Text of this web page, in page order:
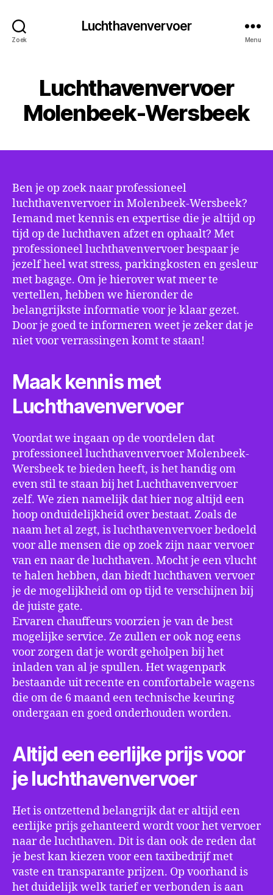
Zoek
Luchthavenvervoer
Menu
Luchthavenvervoer
Molenbeek-Wersbeek
Ben je op zoek naar professioneel
luchthavenvervoer in Molenbeek-Wersbeek?
Iemand met kennis en expertise die je altijd op
tijd op de luchthaven afzet en ophaalt? Met
professioneel luchthavenvervoer bespaar je
jezelf heel wat stress, parkingkosten en gesleur
met bagage. Om je hierover wat meer te
vertellen, hebben we hieronder de
belangrijkste informatie voor je klaar gezet.
Door je goed te informeren weet je zeker dat je
niet voor verrassingen komt te staan!
Maak kennis met
Luchthavenvervoer
Voordat we ingaan op de voordelen dat
professioneel luchthavenvervoer Molenbeek-
Wersbeek te bieden heeft, is het handig om
even stil te staan bij het Luchthavenvervoer
zelf. We zien namelijk dat hier nog altijd een
hoop onduidelijkheid over bestaat. Zoals de
naam het al zegt, is luchthavenvervoer bedoeld
voor alle mensen die op zoek zijn naar vervoer
van en naar de luchthaven. Mocht je een vlucht
te halen hebben, dan biedt luchthaven vervoer
je de mogelijkheid om op tijd te verschijnen bij
de juiste gate.
Ervaren chauffeurs voorzien je van de best
mogelijke service. Ze zullen er ook nog eens
voor zorgen dat je wordt geholpen bij het
inladen van al je spullen. Het wagenpark
bestaande uit recente en comfortabele wagens
die om de 6 maand een technische keuring
ondergaan en goed onderhouden worden.
Altijd een eerlijke prijs voor
je luchthavenvervoer
Het is ontzettend belangrijk dat er altijd een
eerlijke prijs gehanteerd wordt voor het vervoer
naar de luchthaven. Dit is dan ook de reden dat
je best kan kiezen voor een taxibedrijf met
vaste en transparante prijzen. Op voorhand is
het duidelijk welk tarief er verbonden is aan